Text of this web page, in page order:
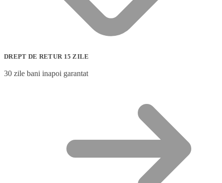
DREPT DE RETUR 15 ZILE
30 zile bani inapoi garantat